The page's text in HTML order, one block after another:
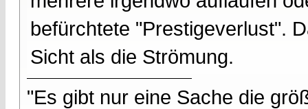
befürchtete "Prestigeverlust".
Sicht als die Strömung.
"Es gibt nur eine Sache die